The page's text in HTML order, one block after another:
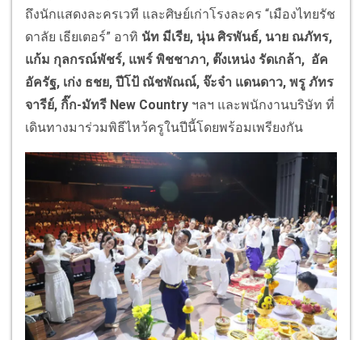
ถึงนักแสดงละครเวที และศิษย์เก่าโรงละคร “เมืองไทยรัช
ดาลัย เธียเตอร์” อาทิ นัท มีเรีย, นุ่น ศิรพันธ์, นาย ณภัทร,
แก้ม กุลกรณ์พัชร์, แพร์ พิชชาภา, ต๊งเหน่ง รัดเกล้า, อัค
อัครัฐ, เก่ง ธชย, ปีโป้ ณัชพัณณ์, จ๊ะจ๋า แดนดาว, พรู ภัทร
จารีย์, กิ๊ก-มัทรี New Country ฯลฯ และพนักงานบริษัท ที่
เดินทางมาร่วมพิธีไหว้ครูในปีนี้โดยพร้อมเพรียงกัน